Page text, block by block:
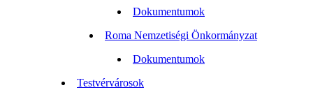
Dokumentumok
Roma Nemzetiségi Önkormányzat
Dokumentumok
Testvérvárosok